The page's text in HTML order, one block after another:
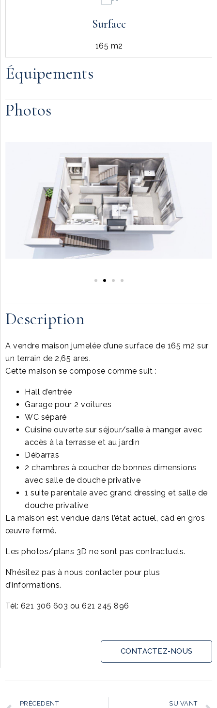
Surface
165 m2
Équipements
Photos
Description
A vendre maison jumelée d’une surface de 165 m2 sur
un terrain de 2,65 ares.
Cette maison se compose comme suit :
Hall d’entrée
Garage pour 2 voitures
WC séparé
Cuisine ouverte sur séjour/salle à manger avec
accès à la terrasse et au jardin
Débarras
2 chambres à coucher de bonnes dimensions
avec salle de douche privative
1 suite parentale avec grand dressing et salle de
douche privative
La maison est vendue dans l’état actuel, càd en gros
œuvre fermé.
Les photos/plans 3D ne sont pas contractuels.
N’hésitez pas à nous contacter pour plus
d’informations.
Tél: 621 306 603 ou 621 245 896
CONTACTEZ-NOUS
PRÉCÉDENT SUIVANT